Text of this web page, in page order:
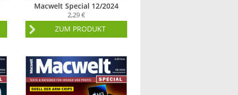
Macwelt Special 12/2024
2,29 €
ZUM PRODUKT